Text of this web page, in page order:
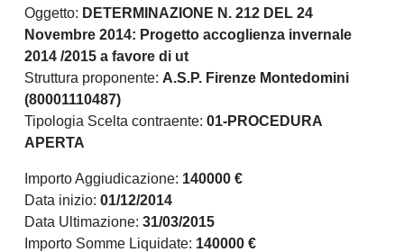
Oggetto: DETERMINAZIONE N. 212 DEL 24
Novembre 2014: Progetto accoglienza invernale
2014 /2015 a favore di ut
Struttura proponente: A.S.P. Firenze Montedomini
(80001110487)
Tipologia Scelta contraente: 01-PROCEDURA
APERTA
Importo Aggiudicazione: 140000 €
Data inizio: 01/12/2014
Data Ultimazione: 31/03/2015
Importo Somme Liquidate: 140000 €